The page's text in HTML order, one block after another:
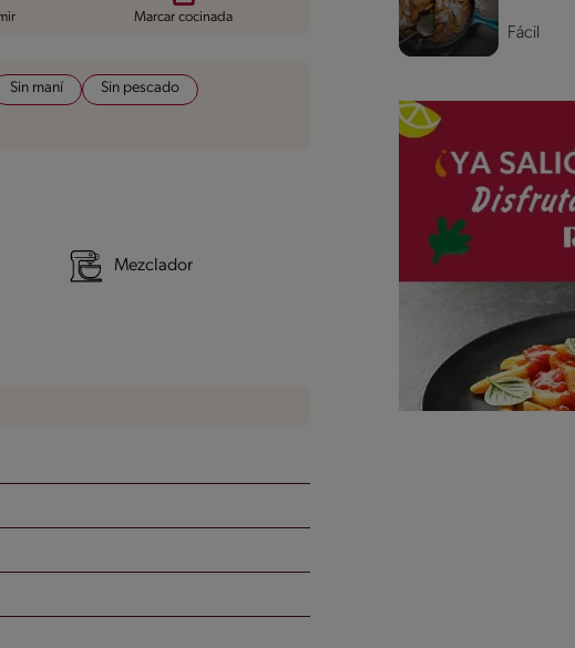
Marcar cocinada
Sin maní
Sin pescado
Mezclador
Fácil